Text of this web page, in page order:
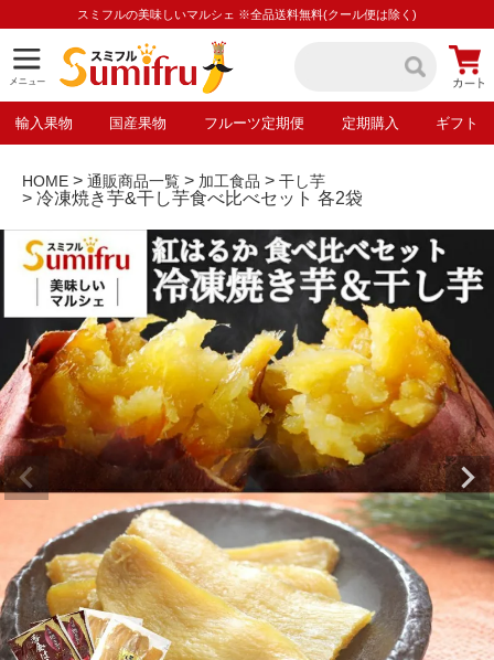
スミフルの美味しいマルシェ ※全品送料無料(クール便は除く)
輸入果物 国産果物 フルーツ定期便 定期購入 ギフト
HOME 通販商品一覧 加工食品 干し芋
冷凍焼き芋&干し芋食べ比べセット 各2袋